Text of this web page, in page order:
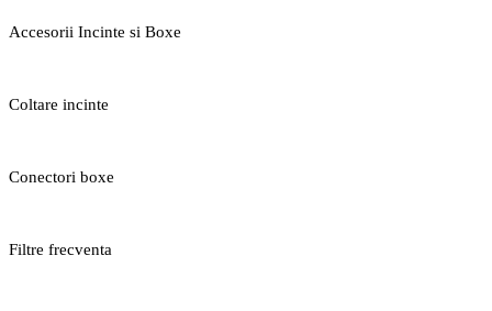
Accesorii Incinte si Boxe
Coltare incinte
Conectori boxe
Filtre frecventa